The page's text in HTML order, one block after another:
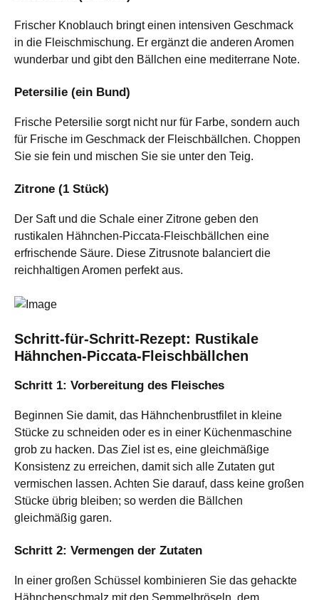
Frischer Knoblauch bringt einen intensiven Geschmack
in die Fleischmischung. Er ergänzt die anderen Aromen
wunderbar und gibt den Bällchen eine mediterrane Note.
Petersilie (ein Bund)
Frische Petersilie sorgt nicht nur für Farbe, sondern auch
für Frische im Geschmack der Fleischbällchen. Choppen
Sie sie fein und mischen Sie sie unter den Teig.
Zitrone (1 Stück)
Der Saft und die Schale einer Zitrone geben den
rustikalen Hähnchen-Piccata-Fleischbällchen eine
erfrischende Säure. Diese Zitrusnote balanciert die
reichhaltigen Aromen perfekt aus.
Schritt-für-Schritt-Rezept: Rustikale
Hähnchen-Piccata-Fleischbällchen
Schritt 1: Vorbereitung des Fleisches
Beginnen Sie damit, das Hähnchenbrustfilet in kleine
Stücke zu schneiden oder es in einer Küchenmaschine
grob zu hacken. Das Ziel ist es, eine gleichmäßige
Konsistenz zu erreichen, damit sich alle Zutaten gut
vermischen lassen. Achten Sie darauf, dass keine großen
Stücke übrig bleiben; so werden die Bällchen
gleichmäßig garen.
Schritt 2: Vermengen der Zutaten
In einer großen Schüssel kombinieren Sie das gehackte
Hähnchenschmalz mit den Semmelbröseln, dem